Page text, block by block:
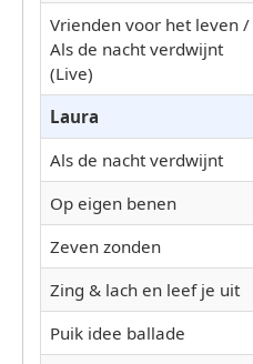
Vrienden voor het leven /
Als de nacht verdwijnt
(Live)
Laura
Als de nacht verdwijnt
Op eigen benen
Zeven zonden
Zing & lach en leef je uit
Puik idee ballade